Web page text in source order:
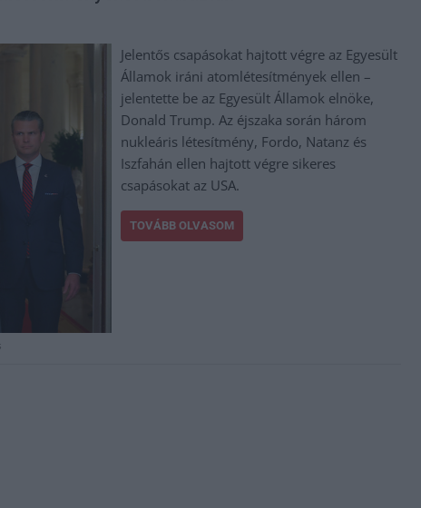
Jelentős csapásokat hajtott végre az Egyesült
Államok iráni atomlétesítmények ellen –
jelentette be az Egyesült Államok elnöke,
Donald Trump. Az éjszaka során három
nukleáris létesítmény, Fordo, Natanz és
Iszfahán ellen hajtott végre sikeres
csapásokat az USA.
TOVÁBB OLVASOM